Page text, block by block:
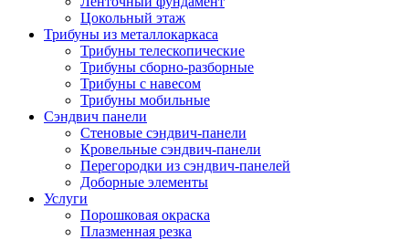
Цокольный этаж
Трибуны из металлокаркаса
Трибуны телескопические
Трибуны сборно-разборные
Трибуны с навесом
Трибуны мобильные
Сэндвич панели
Стеновые сэндвич-панели
Кровельные сэндвич-панели
Перегородки из сэндвич-панелей
Доборные элементы
Услуги
Порошковая окраска
Плазменная резка